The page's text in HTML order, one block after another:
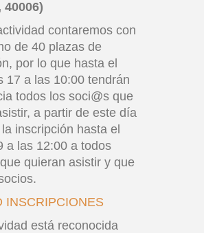
40006)
contaremos con
de 40 plazas de
por lo que hasta el
17 a las 10:00 tendrán
todos los soci@s que
a partir de este día
inscripción hasta el
a las 12:00 a todos
quieran asistir y que
INSCRIPCIONES
está reconocida